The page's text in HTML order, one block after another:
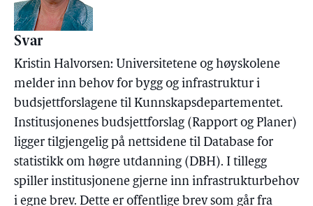
Svar
Kristin Halvorsen: Universitetene og høyskolene
melder inn behov for bygg og infrastruktur i
budsjettforslagene til Kunnskapsdepartementet.
Institusjonenes budsjettforslag (Rapport og Planer)
ligger tilgjengelig på nettsidene til Database for
statistikk om høgre utdanning (DBH). I tillegg
spiller institusjonene gjerne inn infrastrukturbehov
i egne brev. Dette er offentlige brev som går fra